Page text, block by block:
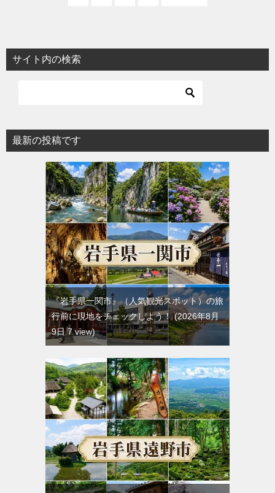
サイト内の検索
最新の投稿です
『岩手県一関市』（人気観光スポット）の旅
行前に現地をチェックしよう！ 2026年8月
9日 7 view